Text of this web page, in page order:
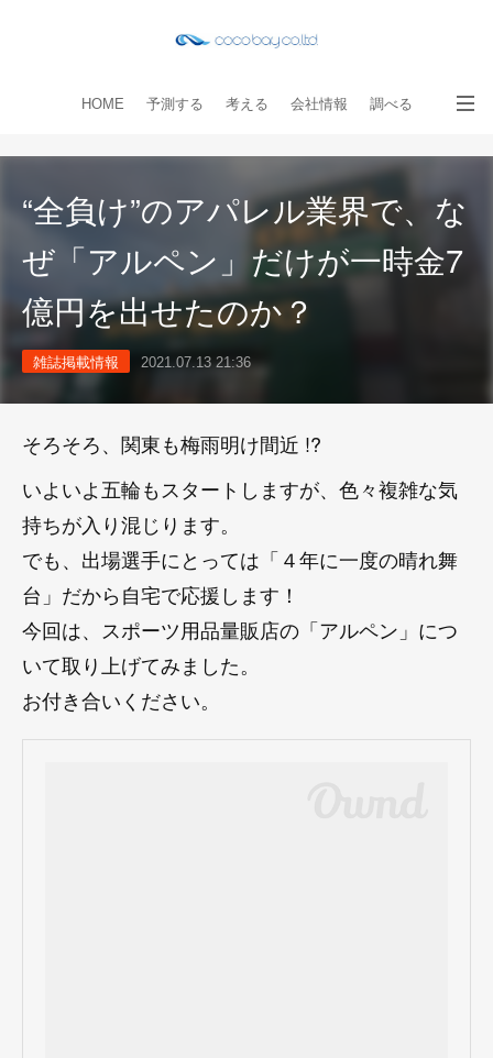
HOME 予測する 考える 会社情報 調べる
お問い合わせ
“全負け”のアパレル業界で、な
ぜ「アルペン」だけが一時金7
億円を出せたのか？
雑誌掲載情報 2021.07.13 21:36
そろそろ、関東も梅雨明け間近 !?
いよいよ五輪もスタートしますが、色々複雑な気
持ちが入り混じります。
でも、出場選手にとっては「４年に一度の晴れ舞
台」だから自宅で応援します！
今回は、スポーツ用品量販店の「アルペン」につ
いて取り上げてみました。
お付き合いください。